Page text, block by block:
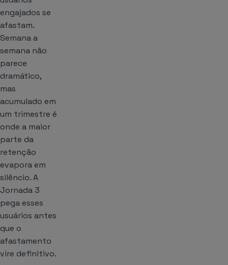
engajados se
afastam.
Semana a
semana não
parece
dramático,
mas
acumulado em
um trimestre é
onde a maior
parte da
retenção
evapora em
silêncio. A
Jornada 3
pega esses
usuários antes
que o
afastamento
vire definitivo.